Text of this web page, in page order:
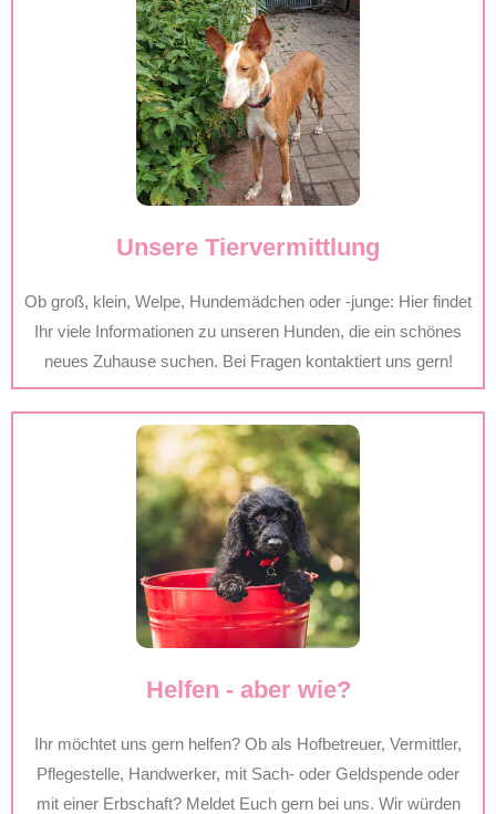
Unsere Tiervermittlung
Ob groß, klein, Welpe, Hundemädchen oder -junge: Hier findet
Ihr viele Informationen zu unseren Hunden, die ein schönes
neues Zuhause suchen. Bei Fragen kontaktiert uns gern!
Helfen - aber wie?
Ihr möchtet uns gern helfen? Ob als Hofbetreuer, Vermittler,
Pflegestelle, Handwerker, mit Sach- oder Geldspende oder
mit einer Erbschaft? Meldet Euch gern bei uns. Wir würden